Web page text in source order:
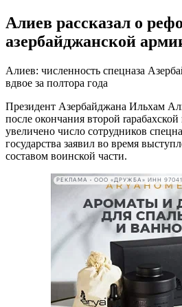
Алиев рассказал о
азербайджанской
Алиев: численность спецназа
вдвое за полтора года
Президент Азербайджана Ильхам
после окончания второй
увеличено число сотрудников
государства заявил во время
составом воинской части.
РЕКЛАМА • ООО «ДРУЖБА» ИНН